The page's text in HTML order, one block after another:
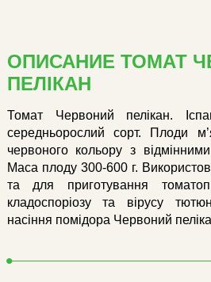
ОПИСАНИЕ ТОМАТ
ПЕЛІКАН
Томат Червоний пелікан.
середньорослий сорт. Плоди
червоного кольору з
Маса плоду 300-600 г.
та для приготування
кладоспоріозу та вірусу
насіння помідора Червоний